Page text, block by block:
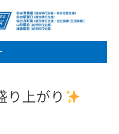
り上がり